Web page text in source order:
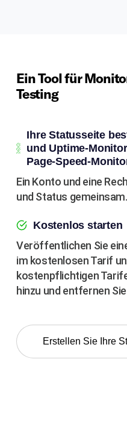
Ein Tool für
Testing
Ihre Statusseite
und Uptime-
Page-Speed-
Ein Konto und eine
und Status gemeinsam.
Kostenlos starten
Veröffentlichen Sie
im kostenlosen Tarif
kostenpflichtigen
hinzu und entfernen
Erstellen Sie Ihre